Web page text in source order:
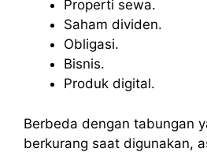
Properti sewa.
Saham dividen.
Obligasi.
Bisnis.
Produk digital.
Berbeda dengan tabungan
berkurang saat digunakan,